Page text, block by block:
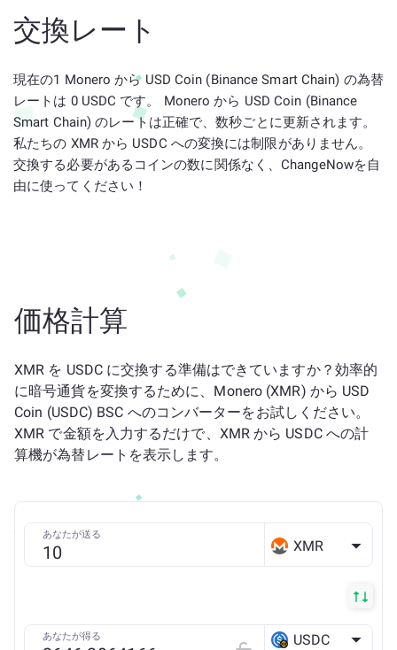
交換レート
現在の1 Monero から USD Coin (Binance Smart Chain) の為替
レートは 0 USDC です。 Monero から USD Coin (Binance
Smart Chain) のレートは正確で、数秒ごとに更新されます。
私たちの XMR から USDC への変換には制限がありません。
交換する必要があるコインの数に関係なく、ChangeNowを自
由に使ってください！
価格計算
XMR を USDC に交換する準備はできていますか？効率的
に暗号通貨を変換するために、Monero (XMR) から USD
Coin (USDC) BSC へのコンバーターをお試しください。
XMR で金額を入力するだけで、XMR から USDC への計
算機が為替レートを表示します。
あなたが送る
XMR
あなたが得る USDC